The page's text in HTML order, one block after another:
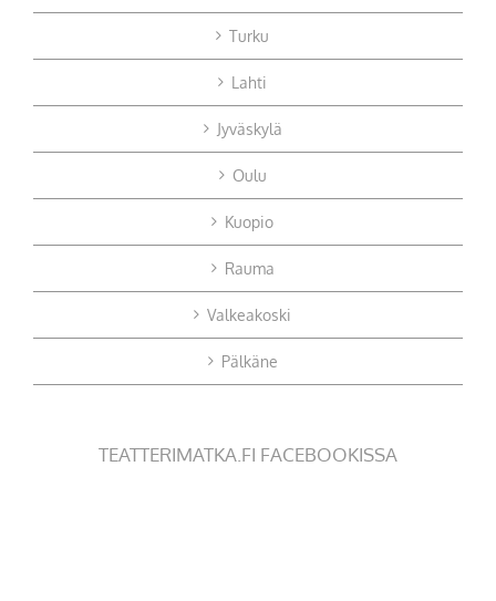
Turku
Lahti
Jyväskylä
Oulu
Kuopio
Rauma
Valkeakoski
Pälkäne
TEATTERIMATKA.FI FACEBOOKISSA